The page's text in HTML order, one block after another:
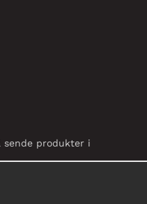
sende produkter i